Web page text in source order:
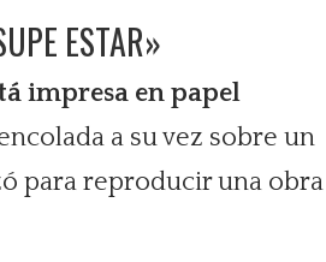
ESTAR»
impresa en papel
a su vez sobre un
para reproducir una obra